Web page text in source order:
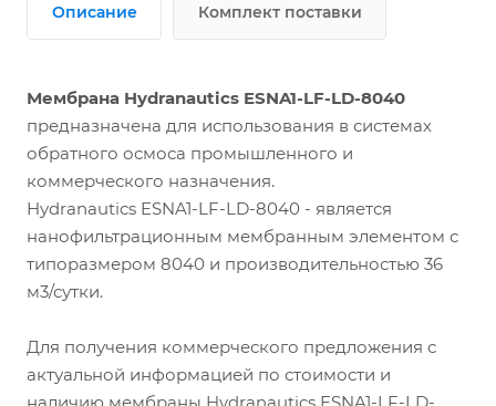
Описание Комплект поставки
Мембрана Hydranautics ESNA1-LF-LD-8040
предназначена для использования в системах
обратного осмоса промышленного и
коммерческого назначения.
Hydranautics ESNA1-LF-LD-8040 - является
нанофильтрационным мембранным элементом с
типоразмером 8040 и производительностью 36
м3/сутки.
Для получения коммерческого предложения с
актуальной информацией по стоимости и
наличию мембраны Hydranautics ESNA1-LF-LD-